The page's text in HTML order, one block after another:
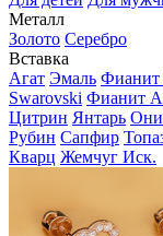
Металл
Золото Серебро
Вставка
Агат Эмаль Фианит
Swarovski Фианит
Цитрин Янтарь
Рубин Сапфир
Кварц Жемчуг Иск.